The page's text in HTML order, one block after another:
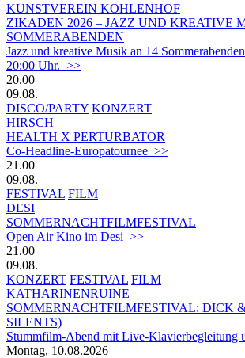
KUNSTVEREIN KOHLENHOF
ZIKADEN 2026 – JAZZ UND KREATIVE
SOMMERABENDEN
Jazz und kreative Musik an 14
20:00 Uhr. >>
20.00
09.08.
DISCO/PARTY KONZERT
HIRSCH
HEALTH X PERTURBATOR
Co-Headline-Europatournee >>
21.00
09.08.
FESTIVAL FILM
DESI
SOMMERNACHTFILMFESTIVAL
Open Air Kino im Desi >>
21.00
09.08.
KONZERT FESTIVAL FILM
KATHARINENRUINE
SOMMERNACHTFILMFESTIVAL: DICK
SILENTS)
Stummfilm-Abend mit Live-Klavierbegleitung
Montag, 10.08.2026